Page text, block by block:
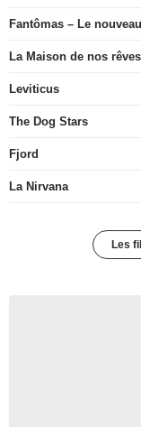
Fantômas – Le
La Maison de nos rêves
Leviticus
The Dog Stars
Fjord
La Nirvana
Les